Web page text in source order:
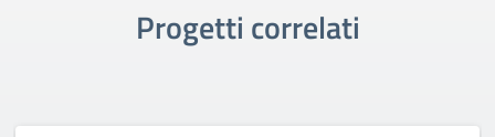
Progetti correlati